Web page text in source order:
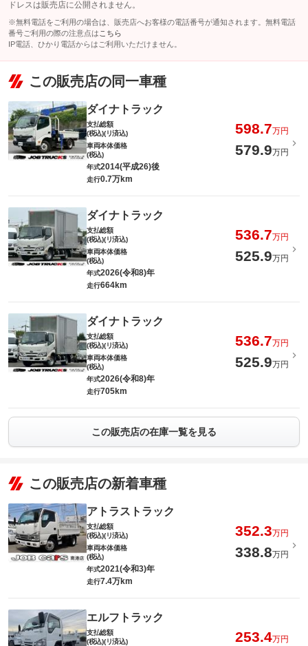
ドレスは販売店に公開されません。
※無料電話をご利用の場合は、販売店へお客様の電話番号が通知されます。無料電話
番号ご利用の際の注意点は こちら
IP電話、ひかり電話からはご利用いただけません。
この販売店の同一車種
ダイナトラック
支払総額
(税込)(リ済込)
598.7万円
車両本体価格
(税込)
579.9万円
年式2014(平成26)後
走行0.7万km
ダイナトラック
支払総額
(税込)(リ済込)
536.7万円
車両本体価格
(税込)
525.9万円
年式2026(令和8)年
走行664km
ダイナトラック
支払総額
(税込)(リ済込)
536.7万円
車両本体価格
(税込)
525.9万円
年式2026(令和8)年
走行705km
この販売店の在庫一覧を見る
この販売店の新着車種
アトラストラック
支払総額
(税込)(リ済込)
352.3万円
車両本体価格
(税込)
338.8万円
年式2021(令和3)年
走行7.4万km
エルフトラック
支払総額
(税込)(リ済込)
253.4万円